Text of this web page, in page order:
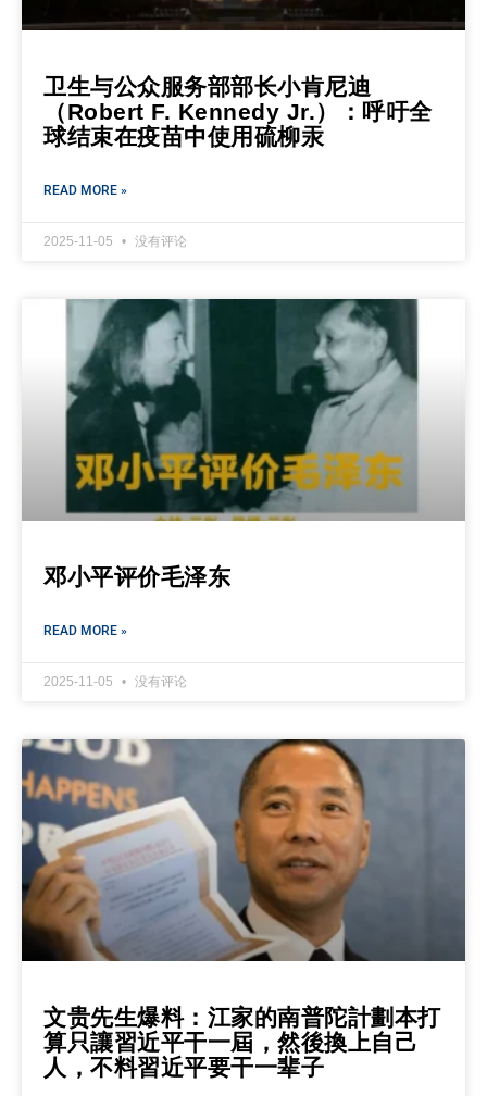
卫生与公众服务部部长小肯尼迪
（Robert F. Kennedy Jr.）：呼吁全
球结束在疫苗中使用硫柳汞
READ MORE »
2025-11-05 没有评论
邓小平评价毛泽东
READ MORE »
2025-11-05 没有评论
文贵先生爆料：江家的南普陀計劃本打
算只讓習近平干一屆，然後換上自己
人，不料習近平要干一辈子